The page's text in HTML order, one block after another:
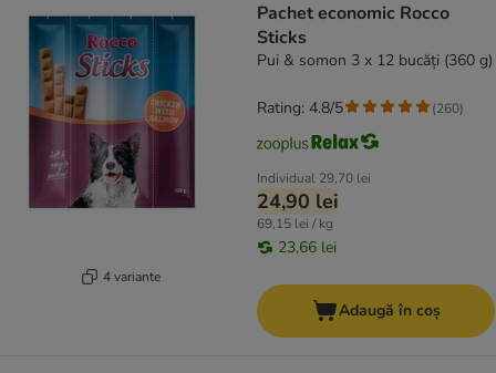
4 variante
Pachet economic Rocco
Sticks
Pui & somon 3 x 12 bucăți (360 g)
Individual 29,70 lei
24,90 lei
69,15 lei / kg
23,66 lei
Rating: 4.8/5 (260)
Adaugă în coș